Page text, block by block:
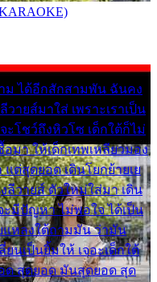
ม ได้อีกสักสามพัน ฉันคง
ายส์มาใส่ เพราะเราเป็น
ะโชว์ถึงหิวโซ เด็กใต้ก็ไม่
า ให้เด็กเทพเหลียวมอง
ต่สุดยอด เดินโยกย้ายเย
ลีวายส์ ตัวใหม่ใส่มา เดิน
มีปัญหา ไม่พอใจ ได้เป็น
แหลงใต้ถามมัน ว่ามัน
นเป็นยิ้มให้ เจอะเด็กใต้
ด สุดยอด มันสุดยอด สุด